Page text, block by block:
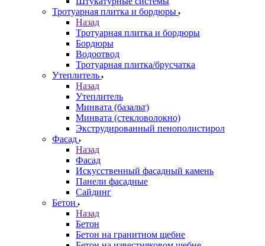
Тротуарная плитка и бордюры
Назад
Тротуарная плитка и бордюры
Бордюры
Водоотвод
Тротуарная плитка/брусчатка
Утеплитель
Назад
Утеплитель
Минвата (базальт)
Минвата (стекловолокно)
Экструдированный пенополистирол
Фасад
Назад
Фасад
Искусственный фасадный камень
Панели фасадные
Сайдинг
Бетон
Назад
Бетон
Бетон на гранитном щебне